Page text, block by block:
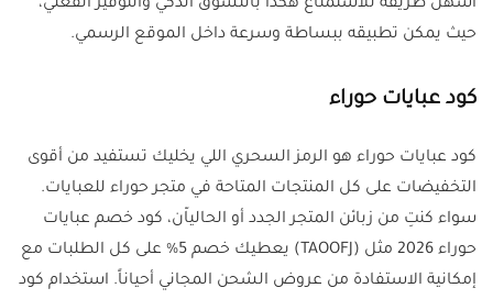
أسهل طريقة للاستمتاع هكذا بالتسوق الذكي والتوفير الفعلي،
حيث يمكن تطبيقه ببساطة وسرعة داخل الموقع الرسمي.
كود عبايات حوراء
كود عبايات حوراء هو الرمز السحري اللي يخليك تستفيد من أقوى
التخفيضات على كل المنتجات المتاحة في متجر حوراء للعبايات.
سواء كنتِ من زبائن المتجر الجدد أو الحالياّن، كود خصم عبايات
حوراء 2026 مثل (TAOOFJ) يعطيك خصم 5% على كل الطلبات مع
إمكانية الاستفادة من عروض الشحن المجاني أحياناً. استخدام كود